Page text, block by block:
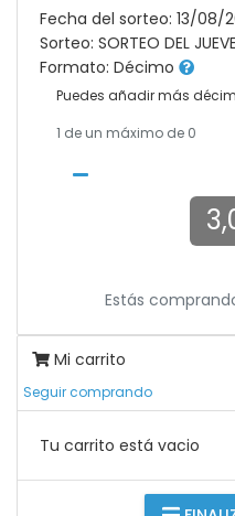
Fecha del sorteo: 13/08/
Sorteo: SORTEO DEL
Formato: Décimo
Puedes añadir más
1 de un máximo de 0
Estás
Mi carrito
Seguir comprando
Tu carrito está vacio